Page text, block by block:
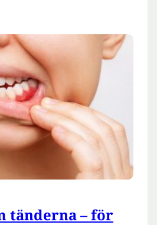
tänderna – för